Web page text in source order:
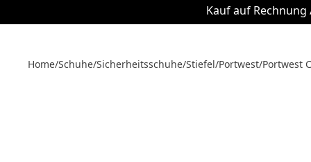
Kauf auf
Home/Schuhe/Sicherheitsschuhe/Stiefel/Portwest/Portwest